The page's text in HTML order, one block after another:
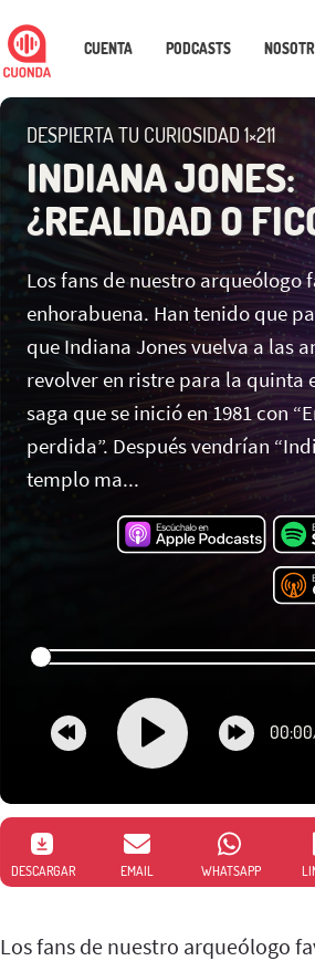
CUENTA PODCASTS
DESPIERTA TU CURIOSIDAD 1×211
INDIANA JONES:
¿REALIDAD O
Los fans de nuestro arqueólogo
enhorabuena. Han tenido que
que Indiana Jones vuelva a las
revolver en ristre para la quinta
saga que se inició en 1981 con
perdida”. Después vendrían
templo ma...
00:00
DESCARGAR EMAIL WHATSAPP
Los fans de nuestro arqueólogo